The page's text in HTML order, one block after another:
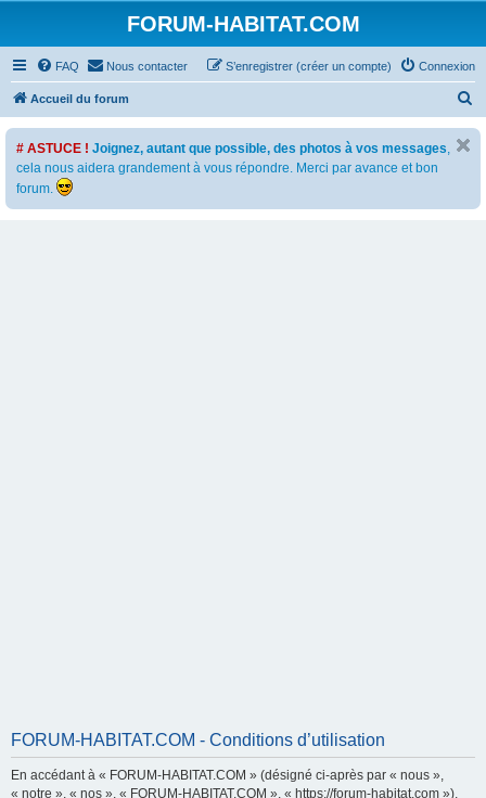
FORUM-HABITAT.COM
FAQ Nous contacter Connexion
S’enregistrer (créer un compte)
Accueil du forum
e
# ASTUCE ! Joignez, autant que possible, des photos à vos messages,
cela nous aidera grandement à vous répondre. Merci par avance et bon
forum.
FORUM-HABITAT.COM - Conditions d’utilisation
En accédant à « FORUM-HABITAT.COM » (désigné ci-après par « nous »,
« notre », « nos », « FORUM-HABITAT.COM », « https://forum-habitat.com »),